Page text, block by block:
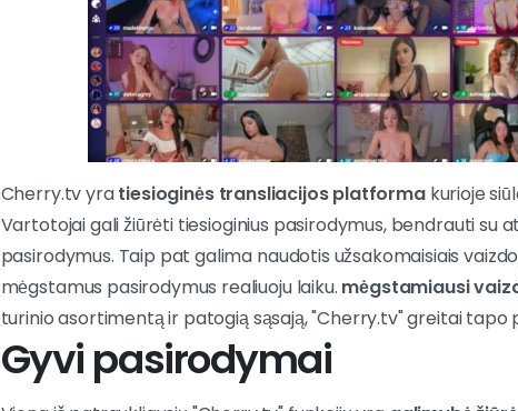
Cherry.tv yratiesioginės transliacijos platforma kurioje
Vartotojai gali žiūrėti tiesioginius pasirodymus, bendrauti su
pasirodymus. Taip pat galima naudotis užsakomaisiais
mėgstamus pasirodymus realiuoju laiku. mėgstamiausi
turinio asortimentą ir patogią sąsają, "Cherry.tv" greitai tapo
Gyvi pasirodymai